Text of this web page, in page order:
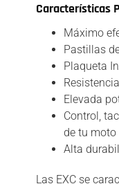
Características
Máximo
Pastillas
Plaqueta
Elevada
Control,
de tu moto
Alta
Las EXC se